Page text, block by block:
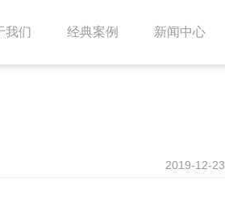
我们 经典案例 新闻中心
2019-12-23